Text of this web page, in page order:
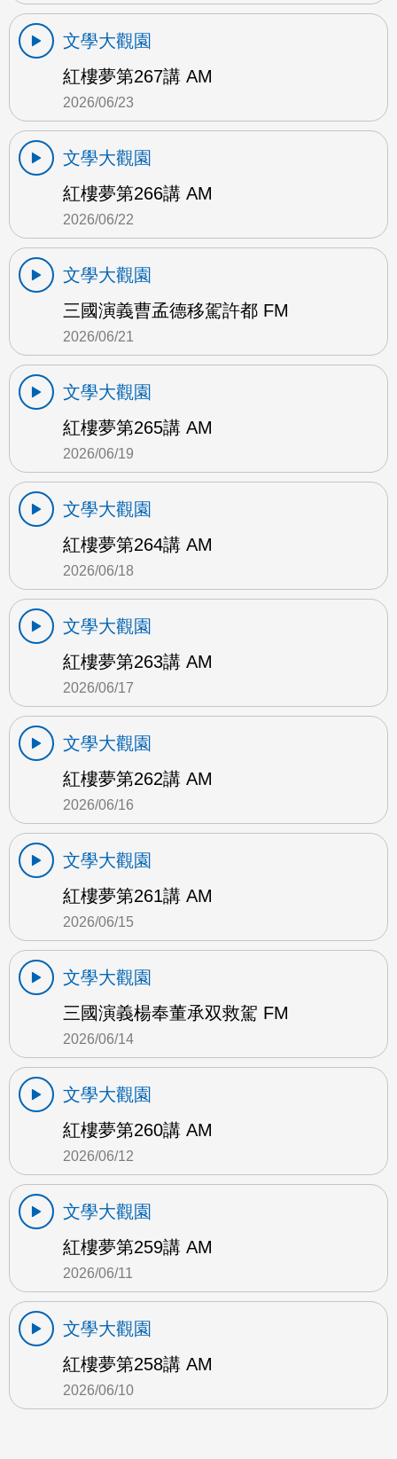
文學大觀園
紅樓夢第267講 AM
2026/06/23
文學大觀園
紅樓夢第266講 AM
2026/06/22
文學大觀園
三國演義曹孟德移駕許都 FM
2026/06/21
文學大觀園
紅樓夢第265講 AM
2026/06/19
文學大觀園
紅樓夢第264講 AM
2026/06/18
文學大觀園
紅樓夢第263講 AM
2026/06/17
文學大觀園
紅樓夢第262講 AM
2026/06/16
文學大觀園
紅樓夢第261講 AM
2026/06/15
文學大觀園
三國演義楊奉董承双救駕 FM
2026/06/14
文學大觀園
紅樓夢第260講 AM
2026/06/12
文學大觀園
紅樓夢第259講 AM
2026/06/11
文學大觀園
紅樓夢第258講 AM
2026/06/10